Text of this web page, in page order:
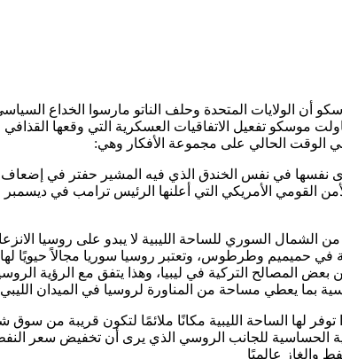
حدث في ليبيا عام 2011م، وتشعر موسكو أن الولايات المتحدة وحلف
وحاولت موسكو تفعيل الاتفاقيات العسكرية التي وقعها
الوقت الحالي على مجموعة الأفكار وهي:
نفسها في نفس الخندق الذي فيه المشير حفتر في إضعاف
الشمال السوري للساحة الليبية لا يبدو على روسيا
حميميم وطرطوس، وتعتبر روسيا سوريا مجالاً حيويًا
المصالح التركية في ليبيا، وهذا يتفق مع الرؤية
بما يعطي مساحة من المناورة لروسيا في الميدان
توفر لها الساحة الليبية مكانًا ملائمًا لتكون قريبة
للجانب الروسي الذي يرى أن تخفيض سعر النفط
والغاز عالميًا